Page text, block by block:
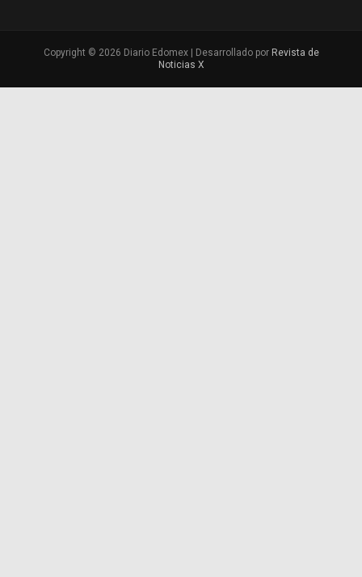
Copyright © 2026 Diario Edomex | Desarrollado por Revista de
Noticias X